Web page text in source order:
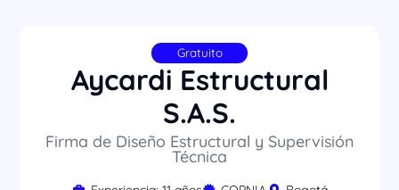
Gratuito
Aycardi Estructural
S.A.S.
Firma de Diseño Estructural y Supervisión
Técnica